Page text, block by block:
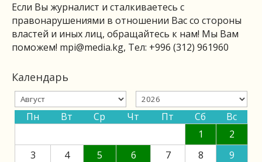
Если Вы журналист и сталкиваетесь с
правонарушениями в отношении Вас со стороны
властей и иных лиц, обращайтесь к нам! Мы Вам
поможем! mpi@media.kg, Тел: +996 (312) 961960
Календарь
Пн Вт Ср Чт Пт Сб
Вс
1
2
3
4 5 6 7 8
9